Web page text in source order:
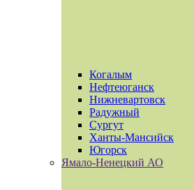
Когалым
Нефтеюганск
Нижневартовск
Радужный
Сургут
Ханты-Мансийск
Югорск
Ямало-Ненецкий АО